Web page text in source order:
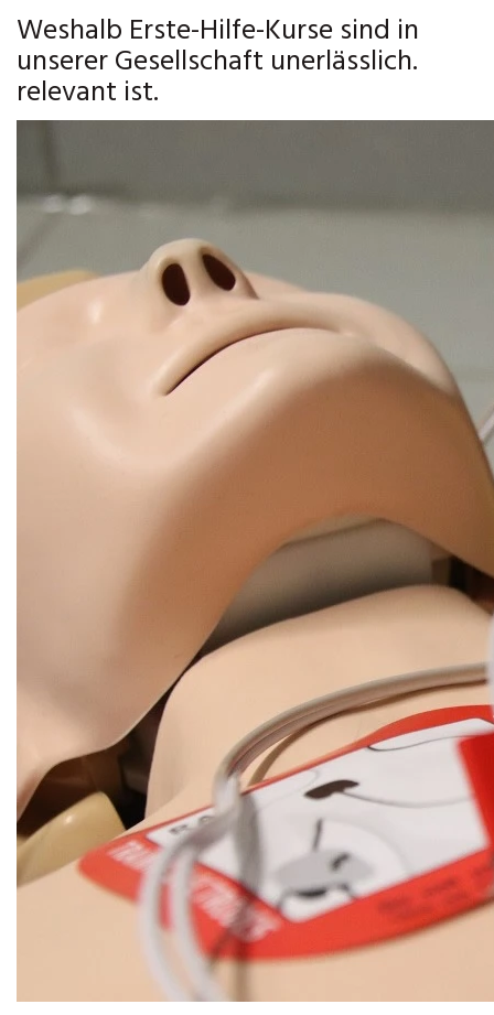
Weshalb Erste-Hilfe-Kurse sind in
unserer Gesellschaft unerlässlich.
relevant ist.